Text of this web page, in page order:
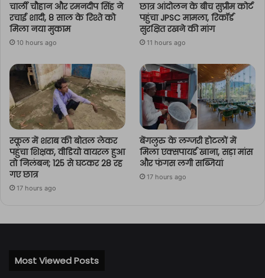
चार्ली चौहान और रमनदीप सिंह ने
रचाई शादी, 8 साल के रिश्ते को
मिला नया मुकाम
10 hours ago
छात्र आंदोलन के बीच सुप्रीम कोर्ट
पहुंचा JPSC मामला, रिकॉर्ड
सुरक्षित रखने की मांग
11 hours ago
स्कूल में शराब की बोतल लेकर
पहुंचा शिक्षक, वीडियो वायरल हुआ
तो निलंबन; 125 से घटकर 28 रह
गए छात्र
17 hours ago
बेंगलुरु के लग्जरी होटलों में
मिला एक्सपायर्ड खाना, सड़ा मांस
और फंगस लगी सब्जियां
17 hours ago
Most Viewed Posts